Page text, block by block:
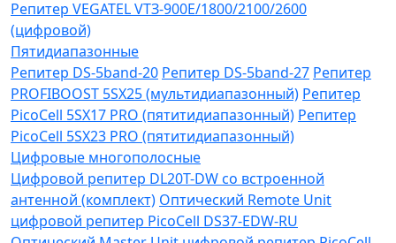
Репитер VЕGATEL VТЗ-900Е/1800/2100/2600
(цифровой)
Пятидиапазонные
Репитер DS-5band-20 Репитер DS-5band-27 Репитер
PROFIBOOST 5SX25 (мультидиапазонный) Репитер
PicoCell 5SX17 PRO (пятитидиапазонный) Репитер
PicoCell 5SX23 PRO (пятитидиапазонный)
Цифровые многополосные
Цифровой репитер DL20T-DW со встроенной
антенной (комплект) Оптический Remote Unit
цифровой репитер PicoCell DS37-EDW-RU